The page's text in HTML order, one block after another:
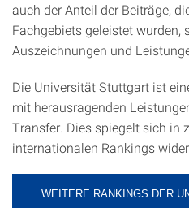
auch der Anteil der Beiträge,
Fachgebiets geleistet wurden,
Auszeichnungen und
Die Universität Stuttgart ist
mit herausragenden
Transfer. Dies spiegelt sich in
internationalen Rankings wider.
WEITERE RANKINGS DER